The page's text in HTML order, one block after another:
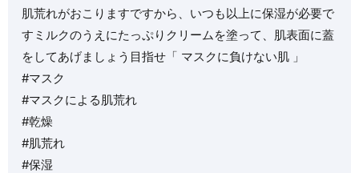
肌荒れがおこりますですから、いつも以上に保湿が必要で
すミルクのうえにたっぷりクリームを塗って、肌表面に蓋
をしてあげましょう目指せ「 マスクに負けない肌 」️
#マスク
#マスクによる肌荒れ
#乾燥
#肌荒れ
#保湿